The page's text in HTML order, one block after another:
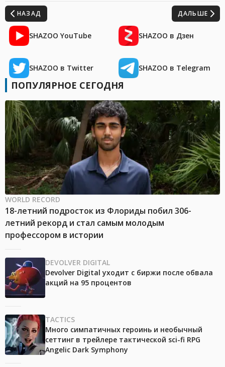
НАЗАД ДАЛЬШЕ
SHAZOO YouTube SHAZOO в Дзен
SHAZOO в Twitter SHAZOO в Telegram
ПОПУЛЯРНОЕ СЕГОДНЯ
WORLD RECORD
18-летний подросток из Флориды побил 306-
летний рекорд и стал самым молодым
профессором в истории
DEVOLVER DIGITAL
Devolver Digital уходит с биржи после обвала
акций на 95 процентов
TACTICS
Много симпатичных героинь и необычный
сеттинг в трейлере тактической sci-fi RPG
Angelic Dark Symphony